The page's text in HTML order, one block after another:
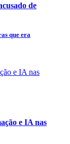
de
que era
e IA nas